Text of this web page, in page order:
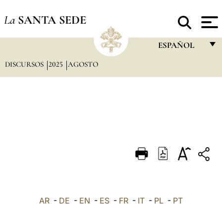
La SANTA SEDE
ESPAÑOL
DEUTSCH
العربيّة
DISCURSOS 2025 AGOSTO
AR - DE - EN - ES - FR - IT - PL - PT